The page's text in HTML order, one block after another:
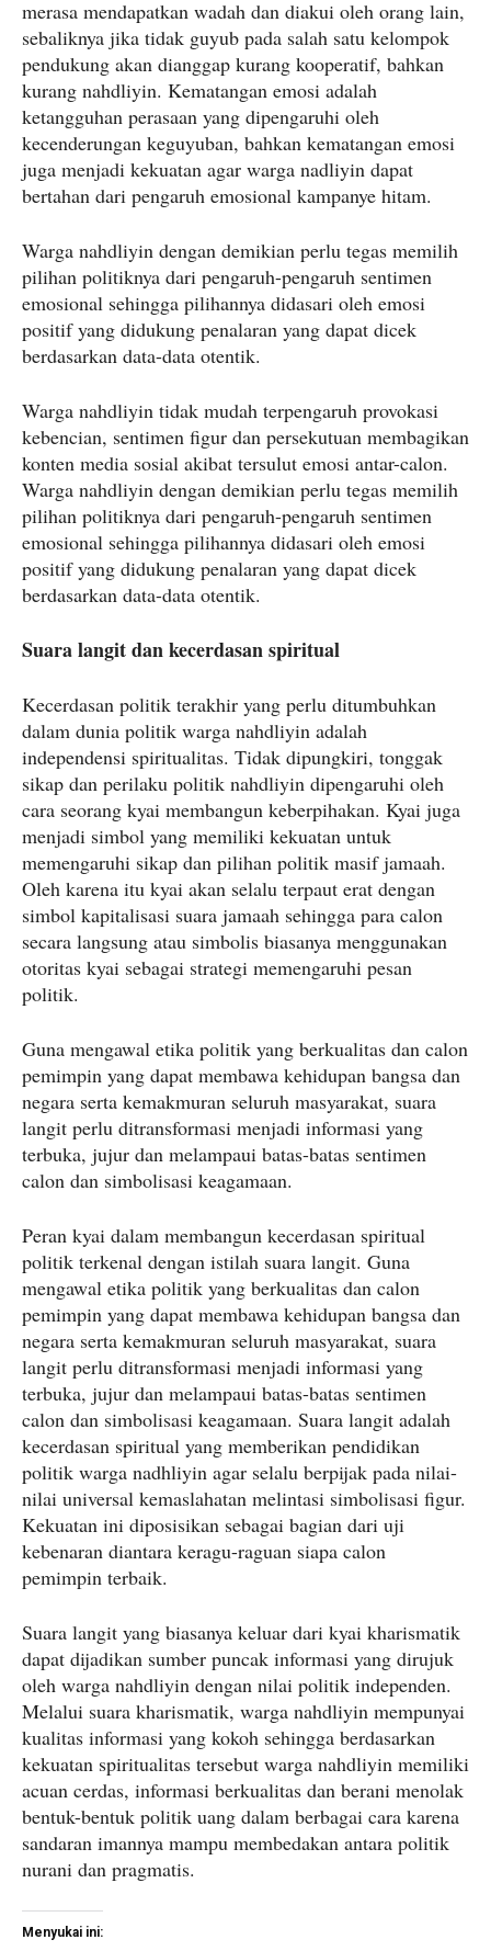
merasa mendapatkan wadah dan diakui oleh orang lain,
sebaliknya jika tidak guyub pada salah satu kelompok
pendukung akan dianggap kurang kooperatif, bahkan
kurang nahdliyin. Kematangan emosi adalah
ketangguhan perasaan yang dipengaruhi oleh
kecenderungan keguyuban, bahkan kematangan emosi
juga menjadi kekuatan agar warga nadliyin dapat
bertahan dari pengaruh emosional kampanye hitam.
Warga nahdliyin dengan demikian perlu tegas memilih
pilihan politiknya dari pengaruh-pengaruh sentimen
emosional sehingga pilihannya didasari oleh emosi
positif yang didukung penalaran yang dapat dicek
berdasarkan data-data otentik.
Warga nahdliyin tidak mudah terpengaruh provokasi
kebencian, sentimen figur dan persekutuan membagikan
konten media sosial akibat tersulut emosi antar-calon.
Warga nahdliyin dengan demikian perlu tegas memilih
pilihan politiknya dari pengaruh-pengaruh sentimen
emosional sehingga pilihannya didasari oleh emosi
positif yang didukung penalaran yang dapat dicek
berdasarkan data-data otentik.
Suara langit dan kecerdasan spiritual
Kecerdasan politik terakhir yang perlu ditumbuhkan
dalam dunia politik warga nahdliyin adalah
independensi spiritualitas. Tidak dipungkiri, tonggak
sikap dan perilaku politik nahdliyin dipengaruhi oleh
cara seorang kyai membangun keberpihakan. Kyai juga
menjadi simbol yang memiliki kekuatan untuk
memengaruhi sikap dan pilihan politik masif jamaah.
Oleh karena itu kyai akan selalu terpaut erat dengan
simbol kapitalisasi suara jamaah sehingga para calon
secara langsung atau simbolis biasanya menggunakan
otoritas kyai sebagai strategi memengaruhi pesan
politik.
Guna mengawal etika politik yang berkualitas dan calon
pemimpin yang dapat membawa kehidupan bangsa dan
negara serta kemakmuran seluruh masyarakat, suara
langit perlu ditransformasi menjadi informasi yang
terbuka, jujur dan melampaui batas-batas sentimen
calon dan simbolisasi keagamaan.
Peran kyai dalam membangun kecerdasan spiritual
politik terkenal dengan istilah suara langit. Guna
mengawal etika politik yang berkualitas dan calon
pemimpin yang dapat membawa kehidupan bangsa dan
negara serta kemakmuran seluruh masyarakat, suara
langit perlu ditransformasi menjadi informasi yang
terbuka, jujur dan melampaui batas-batas sentimen
calon dan simbolisasi keagamaan. Suara langit adalah
kecerdasan spiritual yang memberikan pendidikan
politik warga nadhliyin agar selalu berpijak pada nilai-
nilai universal kemaslahatan melintasi simbolisasi figur.
Kekuatan ini diposisikan sebagai bagian dari uji
kebenaran diantara keragu-raguan siapa calon
pemimpin terbaik.
Suara langit yang biasanya keluar dari kyai kharismatik
dapat dijadikan sumber puncak informasi yang dirujuk
oleh warga nahdliyin dengan nilai politik independen.
Melalui suara kharismatik, warga nahdliyin mempunyai
kualitas informasi yang kokoh sehingga berdasarkan
kekuatan spiritualitas tersebut warga nahdliyin memiliki
acuan cerdas, informasi berkualitas dan berani menolak
bentuk-bentuk politik uang dalam berbagai cara karena
sandaran imannya mampu membedakan antara politik
nurani dan pragmatis.
Menyukai ini: